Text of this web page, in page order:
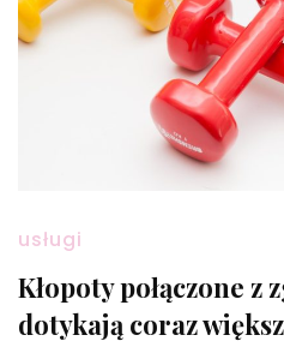
usługi
Kłopoty połączone z
dotykają coraz